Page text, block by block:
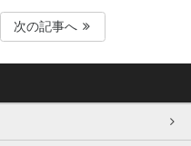
次の記事へ